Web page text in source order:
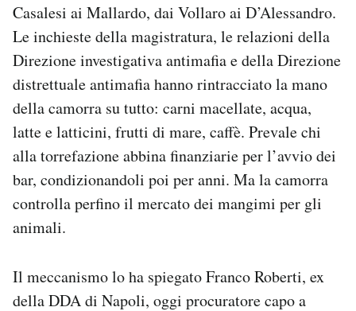
Casalesi ai Mallardo, dai Vollaro ai D’Alessandro.
Le inchieste della magistratura, le relazioni della
Direzione investigativa antimafia e della Direzione
distrettuale antimafia hanno rintracciato la mano
della camorra su tutto: carni macellate, acqua,
latte e latticini, frutti di mare, caffè. Prevale chi
alla torrefazione abbina finanziarie per l’avvio dei
bar, condizionandoli poi per anni. Ma la camorra
controlla perfino il mercato dei mangimi per gli
animali.
Il meccanismo lo ha spiegato Franco Roberti, ex
della DDA di Napoli, oggi procuratore capo a